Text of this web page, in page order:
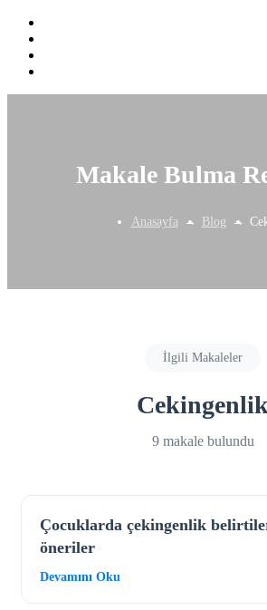
Makale Bulma
Anasayfa Blog
İlgili Makaleler
9 makale bulundu
Çocuklarda çekingenlik
öneriler
Devamını Oku